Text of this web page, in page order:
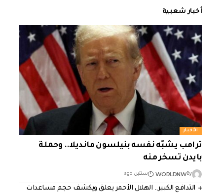
أخبار شعبية
الأخبار
ترامب يشبّه نفسه بنيلسون مانديلا.. وحملة
بايدن تسخر منه
By
WORLDNW سنتين ago
التدافع الكبير.. الهلال الأحمر يعلق ويكشف حجم مساعدات